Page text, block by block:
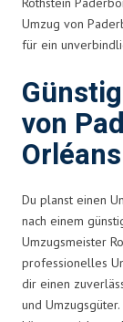
Umzug von
für ein
von
Orléans
Du planst einen
nach einem
Umzugsmeister
professionelles
dir einen
und